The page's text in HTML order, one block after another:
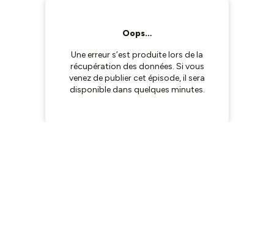
Oops…
Une erreur s’est produite lors de la
récupération des données. Si vous
venez de publier cet épisode, il sera
disponible dans quelques minutes.